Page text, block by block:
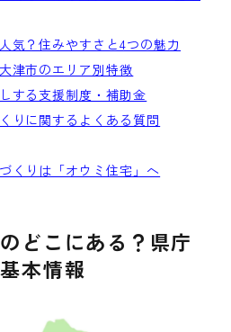
気？住みやすさと4つの魅力
津市のエリア別特徴
する支援制度・補助金
りに関するよくある質問
くりは「オウミ住宅」へ
どこにある？県庁
本情報